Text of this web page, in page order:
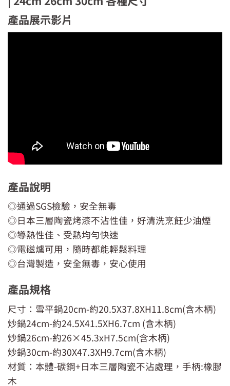
產品展示影片
產品說明
◎通過SGS檢驗，安全無毒
◎日本三層陶瓷烤漆不沾性佳，好清洗烹飪少油煙
◎導熱性佳、受熱均勻快速
◎電磁爐可用，隨時都能輕鬆料理
◎台灣製造，安全無毒，安心使用
產品規格
尺寸：雪平鍋20cm-約20.5X37.8XH11.8cm(含木柄)
炒鍋24cm-約24.5X41.5XH6.7cm (含木柄)
炒鍋26cm-約26×45.3xH7.5cm(含木柄)
炒鍋30cm-約30X47.3XH9.7cm(含木柄)
材質：本體-碳鋼+日本三層陶瓷不沾處理，手柄:橡膠
木